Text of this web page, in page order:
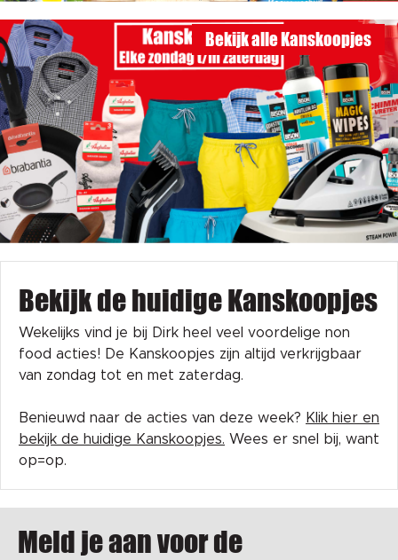
Bekijk alle Kanskoopjes
Bekijk de huidige Kanskoopjes
Wekelijks vind je bij Dirk heel veel voordelige non
food acties! De Kanskoopjes zijn altijd verkrijgbaar
van zondag tot en met zaterdag.
Benieuwd naar de acties van deze week? Klik hier en
bekijk de huidige Kanskoopjes. Wees er snel bij, want
op=op.
Meld je aan voor de